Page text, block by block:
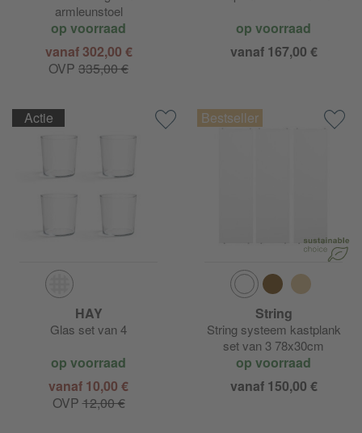
armleunstoel
op voorraad
vanaf 302,00 €
OVP 335,00 €
op voorraad
vanaf 167,00 €
Actie
HAY
Glas set van 4
op voorraad
vanaf 10,00 €
OVP12,00 €
String
String systeem kastplank
set van 3 78x30cm
op voorraad
vanaf 150,00 €